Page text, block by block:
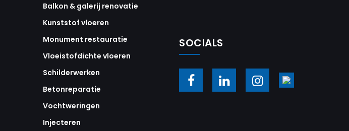
Balkon & galerij renovatie
Kunststof vloeren
Monument restauratie
Vloeistofdichte vloeren
Schilderwerken
Betonreparatie
Vochtweringen
Injecteren
SOCIALS